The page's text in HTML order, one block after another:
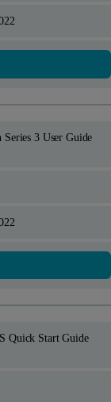
Series 3 User Guide
Quick Start Guide